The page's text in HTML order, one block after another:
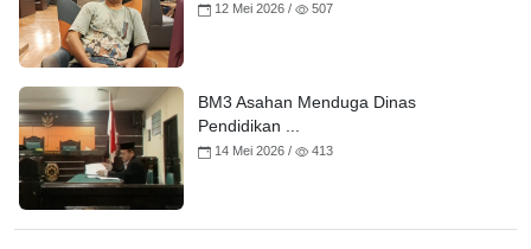
12 Mei 2026 / 507
BM3 Asahan Menduga Dinas
Pendidikan ...
14 Mei 2026 / 413